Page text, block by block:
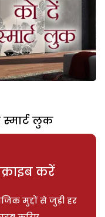
लुक
करें
मुद्दों से जुड़ी हर